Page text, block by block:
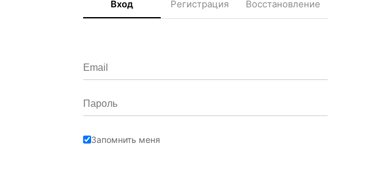
Вход Регистрация Восстановление
Запомнить меня